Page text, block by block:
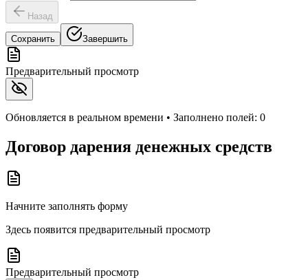
Назад
Сохранить Завершить
Предварительный просмотр
Обновляется в реальном времени • Заполнено полей: 0
Договор дарения денежных средств
Начните заполнять форму
Здесь появится предварительный просмотр
Предварительный просмотр